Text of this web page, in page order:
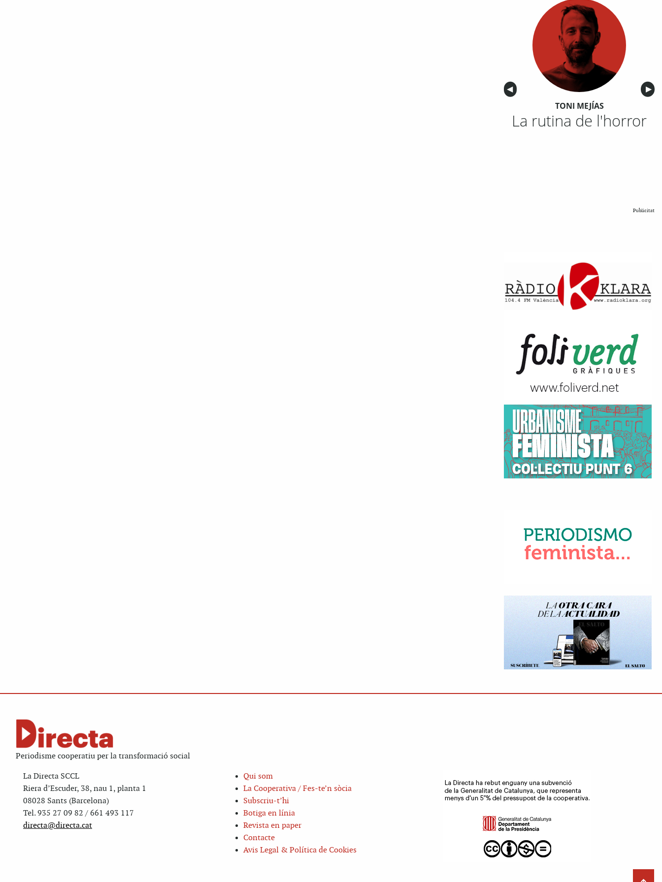
Anterior
◀︎ ▶︎
TONI MEJÍAS
La rutina de l'horror
Publicitat
Periodisme cooperatiu per la transformació social
La Directa SCCL
Riera d’Escuder, 38, nau 1, planta 1
08028 Sants (Barcelona)
Tel. 935 27 09 82 / 661 493 117
directa@directa.cat
Qui som
La Cooperativa / Fes-te’n sòcia
Subscriu-t’hi
Botiga en línia
Revista en paper
Contacte
Avis Legal & Política de Cookies